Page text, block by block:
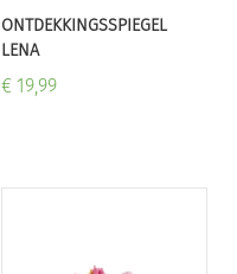
ONTDEKKINGSSPIEGEL
LENA
€ 19,99